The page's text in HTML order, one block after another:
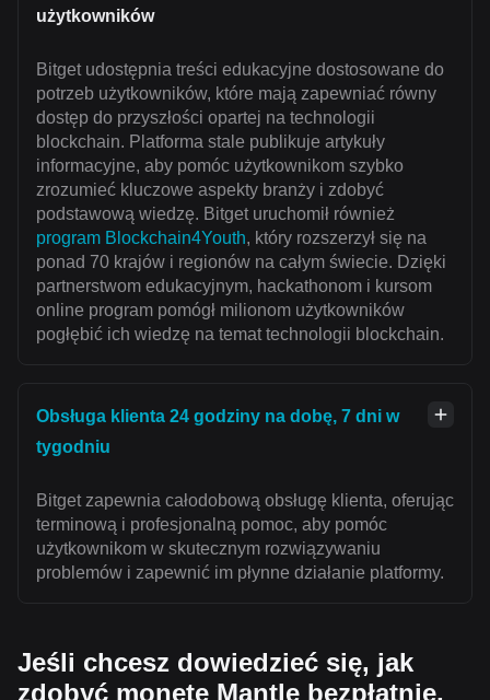
użytkowników
Bitget udostępnia treści edukacyjne dostosowane do
potrzeb użytkowników, które mają zapewniać równy
dostęp do przyszłości opartej na technologii
blockchain. Platforma stale publikuje artykuły
informacyjne, aby pomóc użytkownikom szybko
zrozumieć kluczowe aspekty branży i zdobyć
podstawową wiedzę. Bitget uruchomił również
program Blockchain4Youth, który rozszerzył się na
ponad 70 krajów i regionów na całym świecie. Dzięki
partnerstwom edukacyjnym, hackathonom i kursom
online program pomógł milionom użytkowników
pogłębić ich wiedzę na temat technologii blockchain.
Obsługa klienta 24 godziny na dobę, 7 dni w
tygodniu
Bitget zapewnia całodobową obsługę klienta, oferując
terminową i profesjonalną pomoc, aby pomóc
użytkownikom w skutecznym rozwiązywaniu
problemów i zapewnić im płynne działanie platformy.
Jeśli chcesz dowiedzieć się, jak
zdobyć monetę Mantle bezpłatnie,